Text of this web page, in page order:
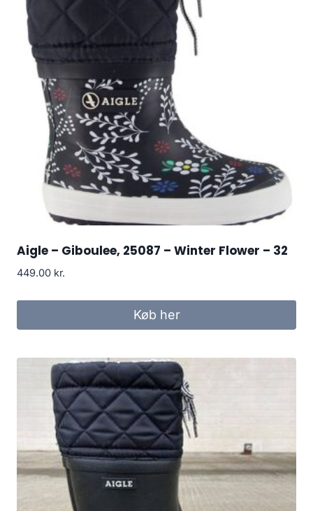
Aigle – Giboulee, 25087 – Winter Flower – 32
449.00 kr.
Køb her